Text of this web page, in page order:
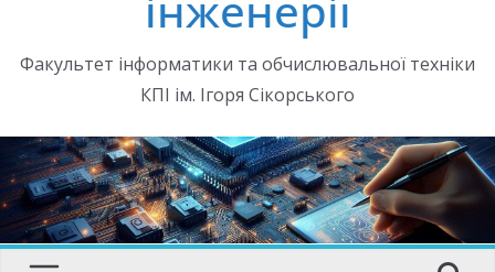
Факультет інформатики та обчислювальної техніки
КПІ ім. Ігоря Сікорського